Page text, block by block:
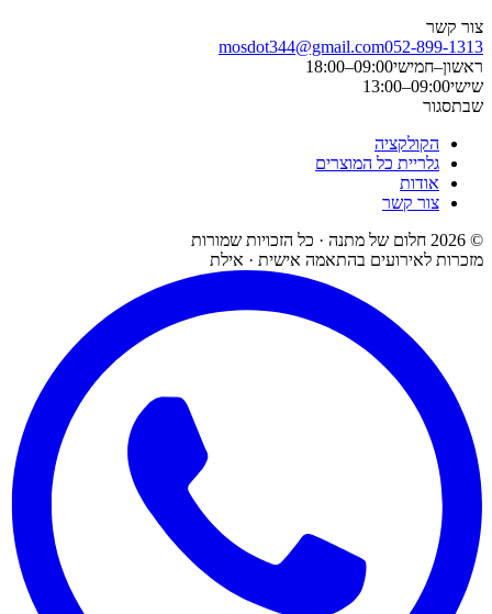
צור קשר
052-899-1313
mosdot344@gmail.com
ראשון–חמישי09:00–18:00
שישי09:00–13:00
שבתסגור
הקולקציה
גלריית כל המוצרים
אודות
צור קשר
©
2026 חלום של מתנה · כל הזכויות שמורות
מזכרות לאירועים בהתאמה אישית · אילת